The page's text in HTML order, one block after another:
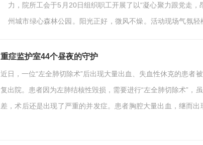
力，院所工会于5月20日组织职工开展了以“凝心聚力跟党走
州城市绿心森林公园。阳光正好，微风不燥。活动现场气氛
然，沐浴在清晨的阳光中，看那绿树成荫，听那鸟…
重症监护室44个昼夜的守护
近日，一位“左全肺切除术”后出现大量出血、失血性休克的患
复出院。患者因为左肺结核性毁损，需要进行“左全肺切除术”，
差，术后还是出现了严重的并发症。患者胸腔大量出血，继而